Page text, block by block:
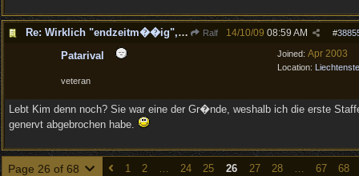
Re: Wirklich "endzeitm��ig", oder was?! Ralf #
14/10/09 08:59 AM
Joined: Apr 2003
Location:
Patarival
veteran
Lebt Kim denn noch? Sie war eine der Gr�nde, weshalb ich die erste
genervt abgebrochen habe.
Page 26 of 68 1 2 … 24 25 26 27 28 … 67 68